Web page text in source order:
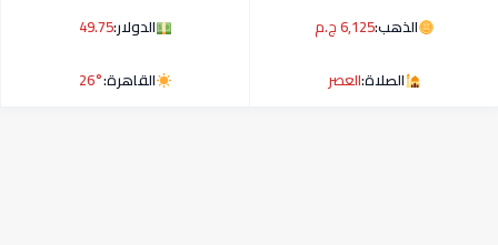
الذهب:6,125 ج.م الدولار:49.75
الصلاة:العصر القاهرة:26°